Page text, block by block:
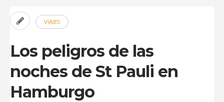
consejos”
VIAJES
Los peligros de las
noches de St Pauli en
Hamburgo